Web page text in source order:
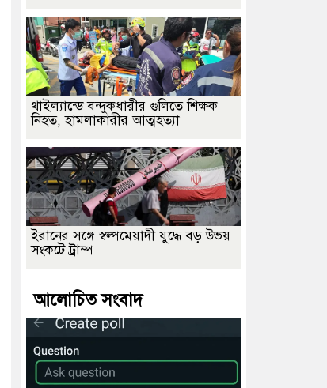
থাইল্যান্ডে বন্দুকধারীর গুলিতে শিক্ষক
নিহত, হামলাকারীর আত্মহত্যা
ইরানের সঙ্গে স্বল্পমেয়াদী যুদ্ধে বড় উভয়
সংকটে ট্রাম্প
আলোচিত সংবাদ